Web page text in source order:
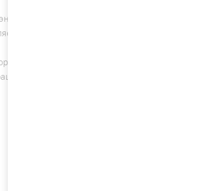
А.
важным преимуществом для
удаляет более 90% пыли и других
появление микробов и бактерий.